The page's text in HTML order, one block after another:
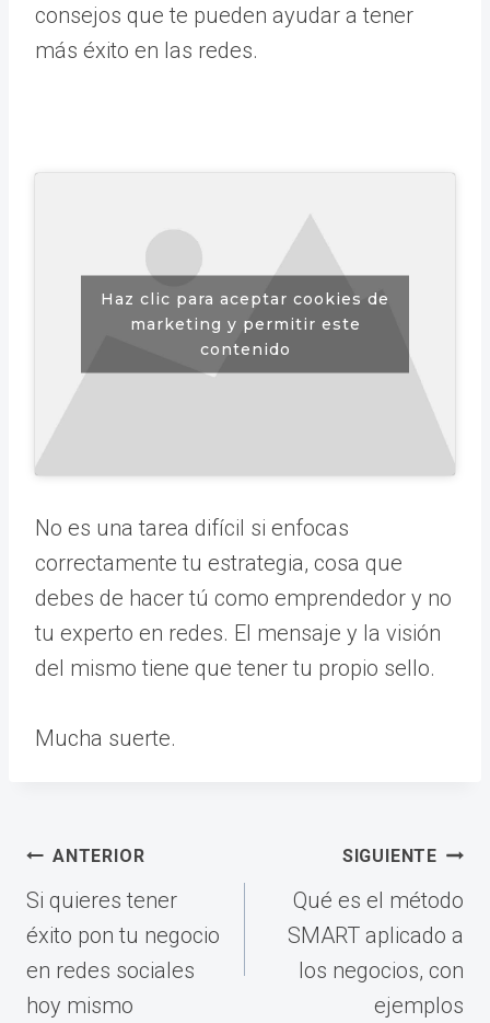
consejos que te pueden ayudar a tener
más éxito en las redes.
Haz clic para aceptar cookies de
marketing y permitir este
contenido
No es una tarea difícil si enfocas
correctamente tu estrategia, cosa que
debes de hacer tú como emprendedor y no
tu experto en redes. El mensaje y la visión
del mismo tiene que tener tu propio sello.
Mucha suerte.
Navegación
de
entradas
ANTERIOR
Si quieres tener
éxito pon tu negocio
en redes sociales
hoy mismo
SIGUIENTE
Qué es el método
SMART aplicado a
los negocios, con
ejemplos